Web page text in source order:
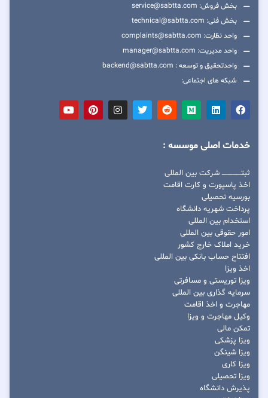
بخش فروش: service@sabtta.com
بخش فنی: technical@sabtta.com
واحد نظارت: complaints@sabtta.com
واحد مدیریت: manager@sabtta.com
واحدتحقیق و توسعه : backend@sabtta.com
شبکه های اجتماعی:
خدمات اصلی موسسه :
ثبتــــــــــــــــ شرکت بین المللی
اخذ پاسپورت و کارت اقامت
بورسیه تحصیلی
پرداخت شهریه دانشگاه
استخدام بین المللی
امور حقوقی بین المللی
خرید املاک خارج کشور
افتتاح حساب بانکی بین المللی
اخذ ویزا
ویزا توریستی و مسافرتی
سرمایه گذاری بین المللی
مهاجرت و اخذ اقامت
وکیل مهاجرت و ویزا
تمکن مالی
ویزا پزشکی
ویزا شینگن
ویزا کاری
ویزا تحصیلی
پذیرش دانشگاه